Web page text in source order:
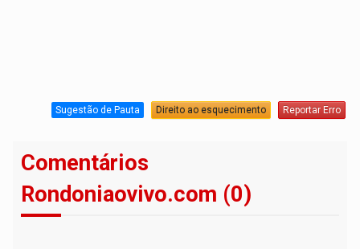
Sugestão de Pauta Direito ao esquecimento Reportar Erro
Comentários
Rondoniaovivo.com (0)